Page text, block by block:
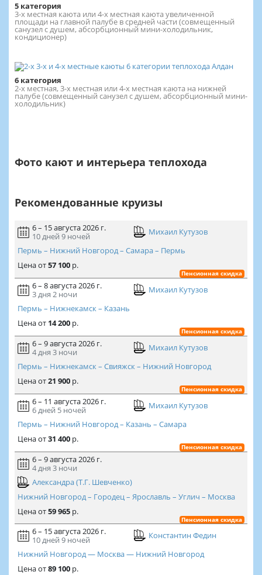
5 категория
3-х местная каюта или 4-х местная каюта увеличенной
площади на главной палубе в средней части (совмещенный
санузел с душем, абсорбционный мини-холодильник,
кондиционер)
6 категория
2-х местная, 3-х местная или 4-х местная каюта на нижней
палубе (совмещенный санузел с душем, абсорбционный мини-
холодильник)
Фото кают и интерьера теплохода
Рекомендованные круизы
6 – 15 августа 2026 г.
10 дней 9 ночей
Михаил Кутузов
Пермь – Нижний Новгород – Самара – Пермь
Ценаот57 100р.
Пенсионная скидка
6 – 8 августа 2026 г.
3 дня 2 ночи
Михаил Кутузов
Пермь – Нижнекамск – Казань
Ценаот 14 200р.
Пенсионная скидка
6 – 9 августа 2026 г.
4 дня 3 ночи
Михаил Кутузов
Пермь – Нижнекамск – Свияжск – Нижний Новгород
Ценаот21 900р.
Пенсионная скидка
6 – 11 августа 2026 г.
6 дней 5 ночей
Михаил Кутузов
Пермь – Нижний Новгород – Казань – Самара
Ценаот31 400р.
Пенсионная скидка
6 – 9 августа 2026 г.
4 дня 3 ночи
Александра (Т.Г. Шевченко)
Нижний Новгород – Городец – Ярославль – Углич – Москва
Ценаот59 965р.
Пенсионная скидка
6 – 15 августа 2026 г.
10 дней 9 ночей
Константин Федин
Нижний Новгород — Москва — Нижний Новгород
Ценаот89 100р.